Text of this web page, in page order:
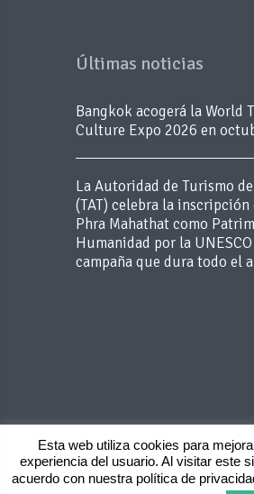
Últimas noticias
Bangkok acogerá la World
Culture Expo 2026 en
La Autoridad de Turismo
(TAT) celebra la inscripción
Phra Mahathat como
Humanidad por la
campaña que dura todo el
Copyright 2015 BLUEROOM
derechos reservados -Aviso
Esta web utiliza cookies para
experiencia del usuario. Al visitar este
acuerdo con nuestra política de